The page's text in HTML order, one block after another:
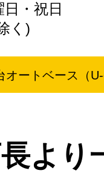
・祝日
く)
オートベース（
より